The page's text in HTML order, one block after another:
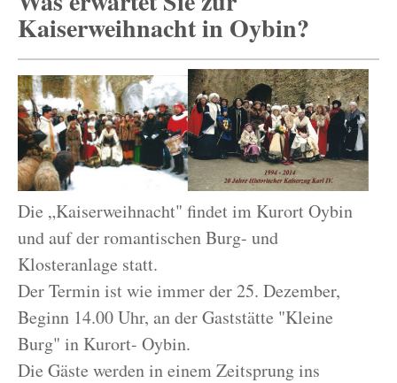
Kaiserweihnacht in Oybin?
Die „Kaiserweihnacht" findet im Kurort Oybin
und auf der romantischen Burg- und
Klosteranlage statt.
Der Termin ist wie immer der 25. Dezember,
Beginn 14.00 Uhr, an der Gaststätte "Kleine
Burg" in Kurort- Oybin.
Die Gäste werden in einem Zeitsprung ins